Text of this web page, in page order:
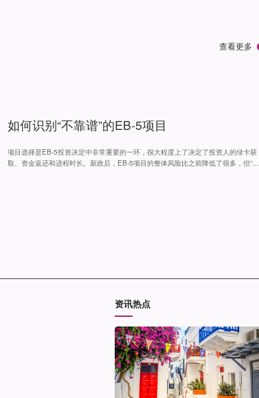
查看更多
如何识别“不靠谱”的EB-5项目
项目选择是EB-5投资决定中非常重要的一环，很大程度上了决定了投资人的绿卡获
取、资金返还和进程时长。新政后，EB-5项目的整体风险比之前降低了很多，但“没
资讯热点